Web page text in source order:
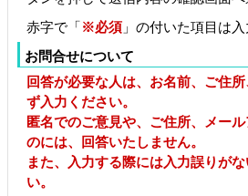
赤字で「※必須 」の付いた項目は
お問合せについて
回答が必要な人は、お名前、ご住
ず入力ください。
匿名でのご意見や、ご住所、メー
のには、回答いたしません。
また、入力する際には入力誤りが
い。